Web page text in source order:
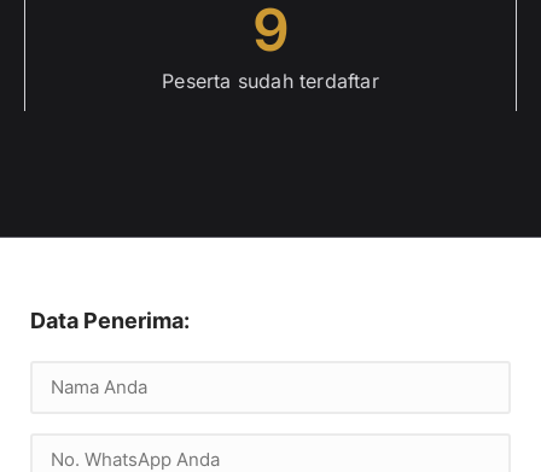
Peserta sudah terdaftar
9
Data Penerima: